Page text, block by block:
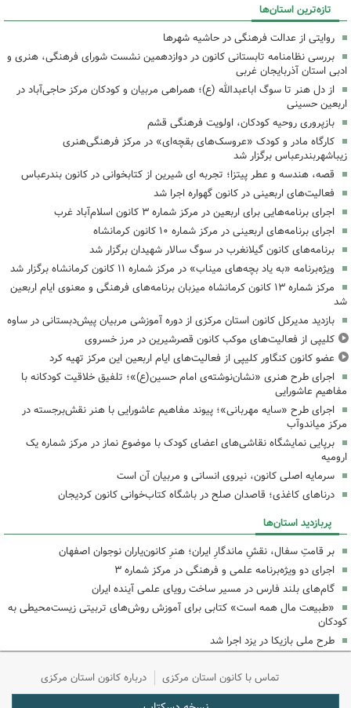
تازه‌ترین استان‌ها
روایتی از عدالت فرهنگی در حاشیه شهرها
بررسی نظامنامه تابستانی کانون در دوازدهمین نشست شورای فرهنگی، هنری و
ادبی استان آذربایجان غربی
از دل هنر تا سوگ اباعبدالله (ع)؛ همراهی مربیان و کودکان مرکز حاجی‌آباد در
اربعین حسینی
بازپروری روحیه کودکان، اولویت فرهنگی قشم
کارگاه مادر و کودک «عروسک‌های بقچه‌ای» در مرکز فرهنگی‌هنری
زیباشهربندرعباس برگزار شد
قصه، هندسه و عطر پیتزا؛ تجربه ای شیرین از کتابخوانی در کانون بندرعباس
فعالیت‌های اربعینی در کانون گهواره اجرا شد
اجرای برنامه‌هایی برای اربعین در مرکز شماره ۳ کانون اسلام‌آباد غرب
اجرای برنامه‌های اربعینی در مرکز شماره ۱۰ کانون کرمانشاه
برنامه‌های کانون گیلانغرب در سوگ سالار شهیدان برگزار شد
ویژه‌برنامه «به یاد بچه‌های میناب» در مرکز شماره ۱۱ کانون کرمانشاه برگزار شد
مرکز شماره ۱۳ کانون کرمانشاه میزبان برنامه‌های فرهنگی و معنوی ایام اربعین
شد
بازدید مدیرکل کانون استان مرکزی از دوره آموزشی مربیان پیش‌دبستانی در ساوه
کلیپی از فعالیت‌های موکب کانون قصرشیرین در مرز خسروی
عضو کانون کنگاور کلیپی از فعالیت‌های ایام اربعین این مرکز تهیه کرد
اجرای طرح هنری «نشان‌نوشته‌ی امام حسین(ع)»؛ تلفیق خلاقیت کودکانه با
مفاهیم عاشورایی
اجرای طرح «سایه مهربانی»؛ پیوند مفاهیم عاشورایی با هنر نقش‌برجسته در
مرکز میاندوآب
برپایی نمایشگاه نقاشی‌های اعضای کودک با موضوع نماز در مرکز شماره یک
ارومیه
سرمایه اصلی کانون، نیروی انسانی و مربیان آن است
درناهای کاغذی؛ قاصدان صلح در باشگاه کتاب‌خوانی کانون کردیجان
پربازدید استان‌ها
بر قامتِ سفال، نقشِ ماندگارِ ایران؛ هنرِ کانون‌یاران نوجوان اصفهان
اجرای دو ویژه‌برنامه علمی و فرهنگی در مرکز شماره ۳
گام‌های بلند فارس در مسیر ساخت رویای علمی آینده ایران
«طبیعت مال همه است» کتابی برای آموزش روش‌های تربیتی زیست‌محیطی به
کودکان
طرح ملی بازیکا در یزد اجرا شد
تماس با کانون استان مرکزی درباره کانون استان مرکزی